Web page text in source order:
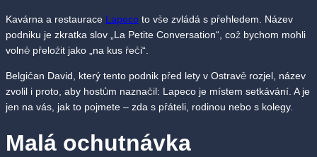
Kavárna a restaurace Lapeco to vše zvládá s přehledem. Název
podniku je zkratka slov „La Petite Conversation“, což bychom mohli
volně přeložit jako „na kus řeči“.
Belgičan David, který tento podnik před lety v Ostravě rozjel, název
zvolil i proto, aby hostům naznačil: Lapeco je místem setkávání. A je
jen na vás, jak to pojmete – zda s přáteli, rodinou nebo s kolegy.
Malá ochutnávka